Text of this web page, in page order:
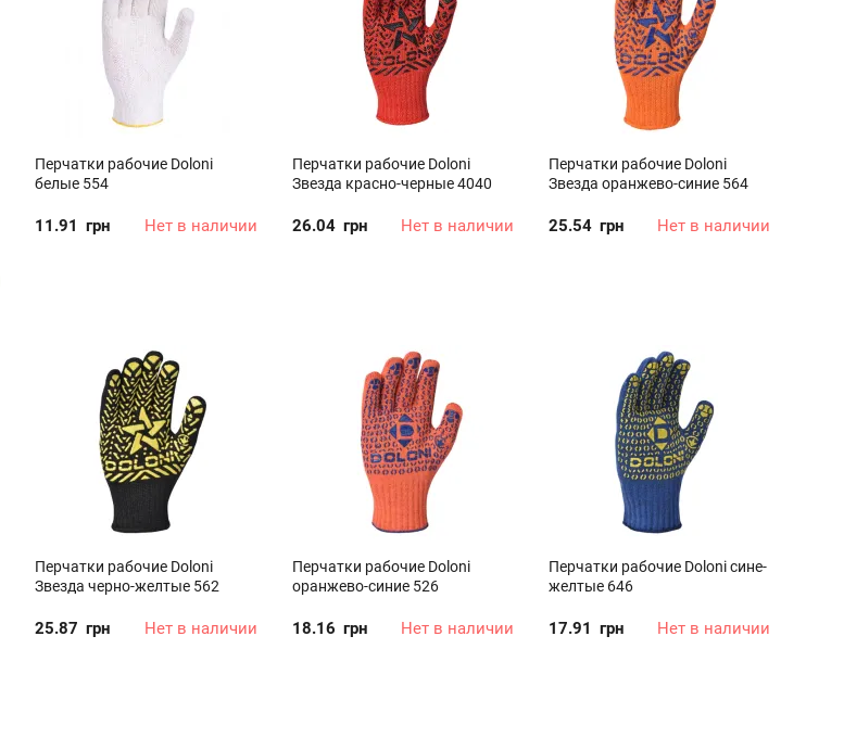
Перчатки рабочие Doloni
белые 554
11.91 грн Нет в наличии
Перчатки рабочие Doloni
Звезда красно-черные 4040
26.04 грн Нет в наличии
Перчатки рабочие Doloni
Звезда оранжево-синие 564
25.54 грн Нет в наличии
Перчатки рабочие Doloni
Звезда черно-желтые 562
25.87 грн Нет в наличии
Перчатки рабочие Doloni
оранжево-синие 526
18.16 грн Нет в наличии
Перчатки рабочие Doloni сине-
желтые 646
17.91 грн Нет в наличии